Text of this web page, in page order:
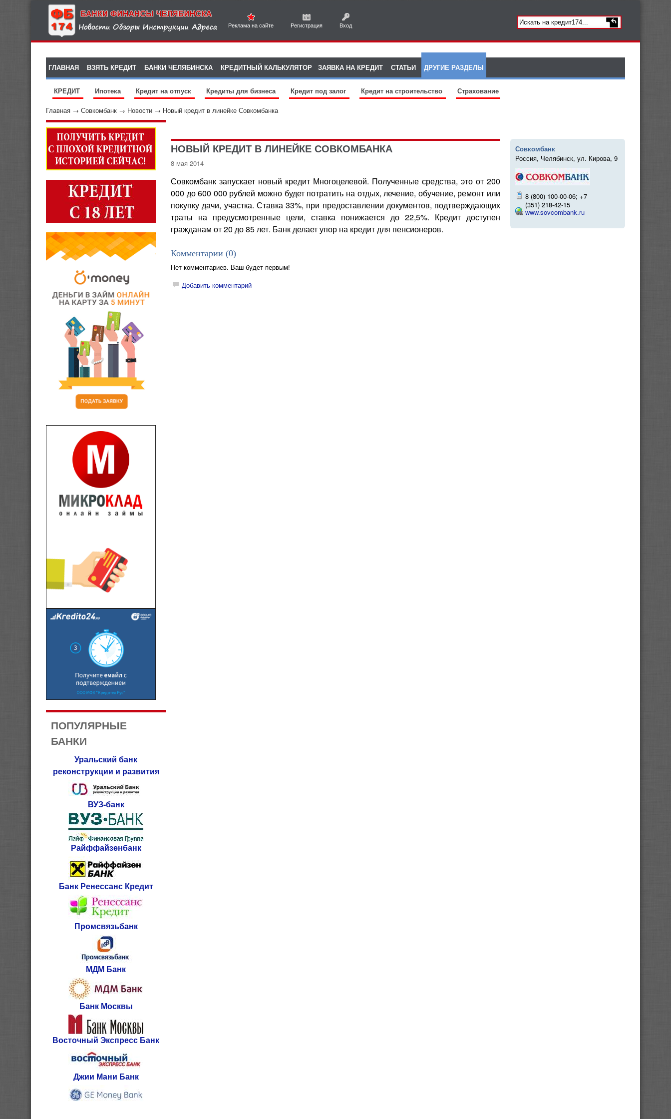
Реклама на сайте Регистрация Вход
ГЛАВНАЯ ВЗЯТЬ КРЕДИТ БАНКИ ЧЕЛЯБИНСКА КРЕДИТНЫЙ КАЛЬКУЛЯТОР ЗАЯВКА НА КРЕДИТ СТАТЬИ ДРУГИЕ РАЗДЕЛЫ
КРЕДИТ Ипотека Кредит на отпуск Кредиты для бизнеса Кредит под залог Кредит на строительство Страхование
Главная → Совкомбанк → Новости → Новый кредит в линейке Совкомбанка
ПОПУЛЯРНЫЕ
БАНКИ
Уральский банк
реконструкции и развития
ВУЗ-банк
Райффайзенбанк
Банк Ренессанс Кредит
Промсвязьбанк
МДМ Банк
Банк Москвы
Восточный Экспресс Банк
Джии Мани Банк
НОВЫЙ КРЕДИТ В ЛИНЕЙКЕ СОВКОМБАНКА
8 мая 2014
Совкомбанк запускает новый кредит Многоцелевой. Полученные средства, это от 200
000 до 600 000 рублей можно будет потратить на отдых, лечение, обучение, ремонт или
покупку дачи, участка. Ставка 33%, при предоставлении документов, подтверждающих
траты на предусмотренные цели, ставка понижается до 22,5%. Кредит доступен
гражданам от 20 до 85 лет. Банк делает упор на кредит для пенсионеров.
Совкомбанк
Россия, Челябинск, ул. Кирова, 9
8 (800) 100-00-06; +7
(351) 218-42-15
www.sovcombank.ru
Комментарии (0)
Нет комментариев. Ваш будет первым!
Добавить комментарий